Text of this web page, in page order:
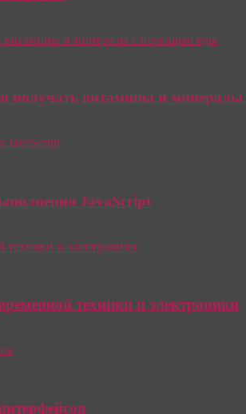
получать витамины и
JavaScript
техники и электроники